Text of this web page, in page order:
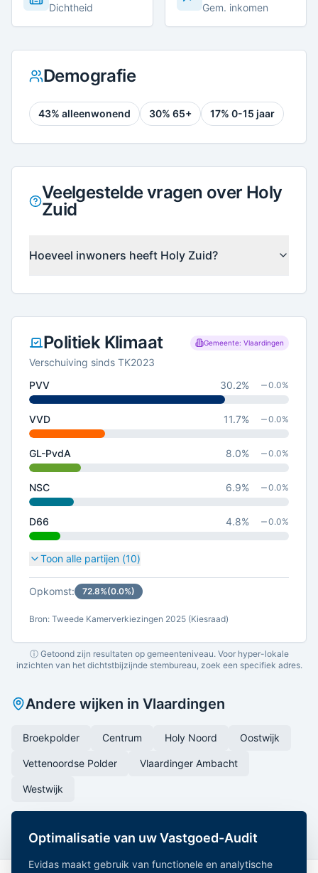
Dichtheid Gem. inkomen
Demografie
43% alleenwonend 30% 65+ 17% 0-15 jaar
Veelgestelde vragen over Holy
Zuid
Hoeveel inwoners heeft Holy Zuid?
Politiek Klimaat Gemeente: Vlaardingen
Verschuiving sinds TK2023
PVV
30.2% 0.0%
VVD 11.7% 0.0%
GL-PvdA 8.0% 0.0%
NSC 6.9% 0.0%
D66 4.8% 0.0%
Toon alle partijen (10)
Opkomst: 72.8%(0.0%)
Bron: Tweede Kamerverkiezingen 2025 (Kiesraad)
ⓘ Getoond zijn resultaten op gemeenteniveau. Voor hyper-lokale
inzichten van het dichtstbijzijnde stembureau, zoek een specifiek adres.
Andere wijken in Vlaardingen
Broekpolder Centrum Holy Noord Oostwijk
Vettenoordse Polder Vlaardinger Ambacht
Westwijk
Optimalisatie van uw Vastgoed-Audit
Evidas maakt gebruik van functionele en analytische